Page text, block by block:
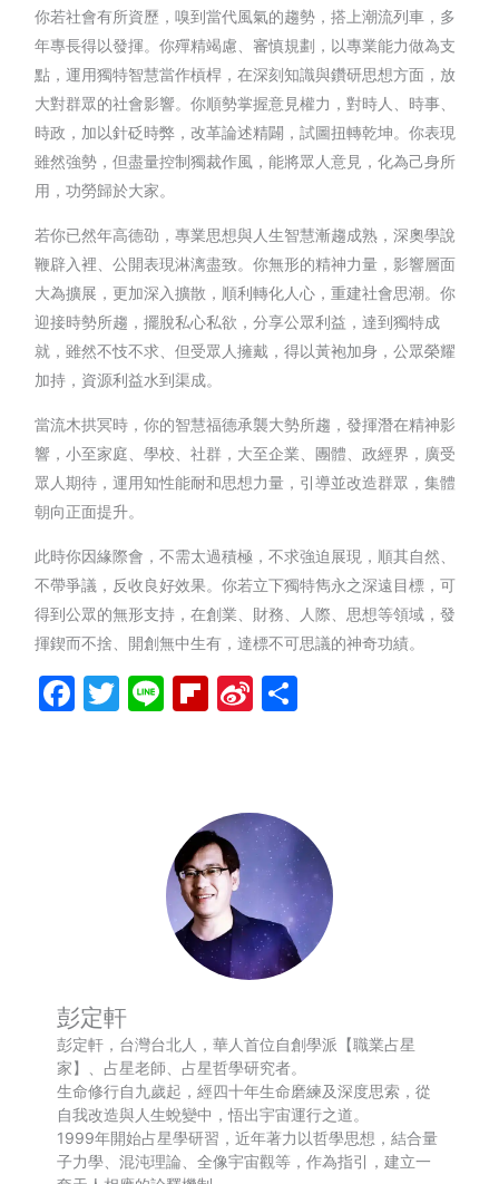
你若社會有所資歷，嗅到當代風氣的趨勢，搭上潮流列車，多
年專長得以發揮。你殫精竭慮、審慎規劃，以專業能力做為支
點，運用獨特智慧當作槓桿，在深刻知識與鑽研思想方面，放
大對群眾的社會影響。你順勢掌握意見權力，對時人、時事、
時政，加以針砭時弊，改革論述精闢，試圖扭轉乾坤。你表現
雖然強勢，但盡量控制獨裁作風，能將眾人意見，化為己身所
用，功勞歸於大家。
若你已然年高德劭，專業思想與人生智慧漸趨成熟，深奧學說
鞭辟入裡、公開表現淋漓盡致。你無形的精神力量，影響層面
大為擴展，更加深入擴散，順利轉化人心，重建社會思潮。你
迎接時勢所趨，擺脫私心私欲，分享公眾利益，達到獨特成
就，雖然不忮不求、但受眾人擁戴，得以黃袍加身，公眾榮耀
加持，資源利益水到渠成。
當流木拱冥時，你的智慧福德承襲大勢所趨，發揮潛在精神影
響，小至家庭、學校、社群，大至企業、團體、政經界，廣受
眾人期待，運用知性能耐和思想力量，引導並改造群眾，集體
朝向正面提升。
此時你因緣際會，不需太過積極，不求強迫展現，順其自然、
不帶爭議，反收良好效果。你若立下獨特雋永之深遠目標，可
得到公眾的無形支持，在創業、財務、人際、思想等領域，發
揮鍥而不捨、開創無中生有，達標不可思議的神奇功績。
Facebook
Twitter
LineFlipboard
Sina
彭定軒
彭定軒，台灣台北人，華人首位自創學派【職業占星
家】、占星老師、占星哲學研究者。
生命修行自九歲起，經四十年生命磨練及深度思索，從
自我改造與人生蛻變中，悟出宇宙運行之道。
1999年開始占星學研習，近年著力以哲學思想，結合量
子力學、混沌理論、全像宇宙觀等，作為指引，建立一